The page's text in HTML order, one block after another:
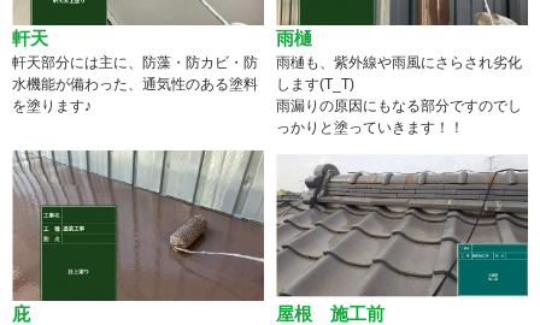
軒天
軒天部分には主に、防藻・防カビ・防
水機能が備わった、通気性のある塗料
を塗ります♪
雨樋
雨樋も、紫外線や雨風にさらされ劣化
します(T_T)
雨漏りの原因にもなる部分ですのでし
っかりと塗っていきます！！
庇 屋根 施工前